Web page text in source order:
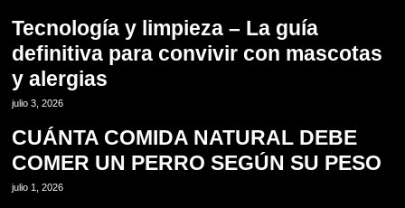
Tecnología y limpieza – La guía
definitiva para convivir con mascotas
y alergias
julio 3, 2026
CUÁNTA COMIDA NATURAL DEBE
COMER UN PERRO SEGÚN SU PESO
julio 1, 2026 8